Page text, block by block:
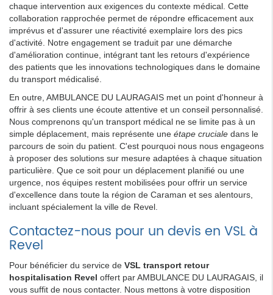
chaque intervention aux exigences du contexte médical. Cette
collaboration rapprochée permet de répondre efficacement aux
imprévus et d'assurer une réactivité exemplaire lors des pics
d'activité. Notre engagement se traduit par une démarche
d'amélioration continue, intégrant tant les retours d'expérience
des patients que les innovations technologiques dans le domaine
du transport médicalisé.
En outre, AMBULANCE DU LAURAGAIS met un point d'honneur à
offrir à ses clients une écoute attentive et un conseil personnalisé.
Nous comprenons qu'un transport médical ne se limite pas à un
simple déplacement, mais représente une étape cruciale dans le
parcours de soin du patient. C'est pourquoi nous nous engageons
à proposer des solutions sur mesure adaptées à chaque situation
particulière. Que ce soit pour un déplacement planifié ou une
urgence, nos équipes restent mobilisées pour offrir un service
d'excellence dans toute la région de Caraman et ses alentours,
incluant spécialement la ville de Revel.
Contactez-nous pour un devis en VSL à
Revel
Pour bénéficier du service de VSL transport retour
hospitalisation Revel offert par AMBULANCE DU LAURAGAIS, il
vous suffit de nous contacter. Nous mettons à votre disposition